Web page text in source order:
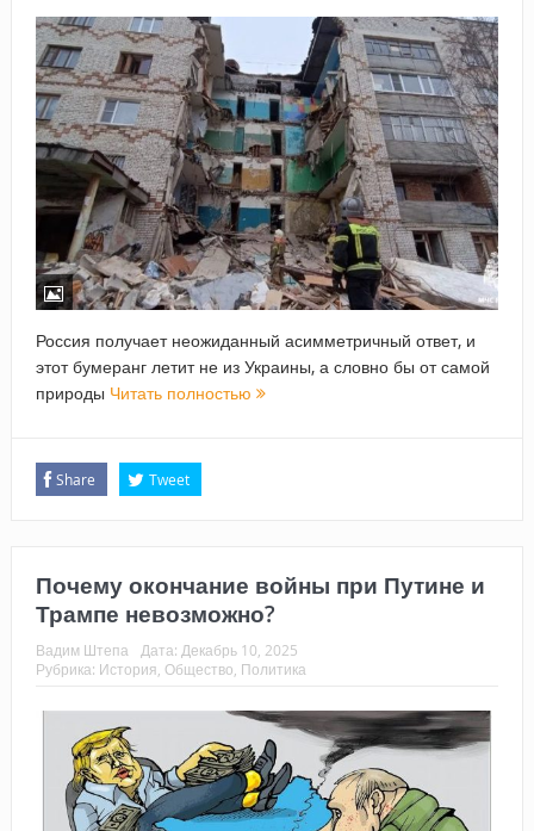
Россия получает неожиданный асимметричный ответ, и
этот бумеранг летит не из Украины, а словно бы от самой
природы Читать полностью
Share Tweet
Почему окончание войны при Путине и
Трампе невозможно?
Вадим Штепа Дата: Декабрь 10, 2025
Рубрика: История, Общество, Политика